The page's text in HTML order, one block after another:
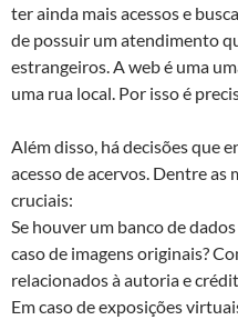
ter ainda mais acessos e
de possuir um atendimento
estrangeiros. A web é uma
uma rua local. Por isso é
Além disso, há decisões que
acesso de acervos. Dentre
cruciais:
Se houver um banco de
caso de imagens originais?
relacionados à autoria e
Em caso de exposições